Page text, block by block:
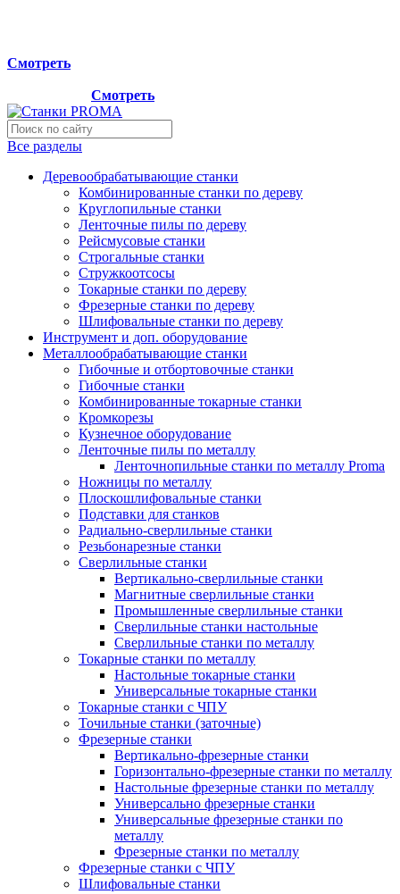
Смотреть
Смотреть
Все разделы
Деревообрабатывающие станки
Комбинированные станки по дереву
Круглопильные станки
Ленточные пилы по дереву
Рейсмусовые станки
Строгальные станки
Стружкоотсосы
Токарные станки по дереву
Фрезерные станки по дереву
Шлифовальные станки по дереву
Инструмент и доп. оборудование
Металлообрабатывающие станки
Гибочные и отбортовочные станки
Гибочные станки
Комбинированные токарные станки
Кромкорезы
Кузнечное оборудование
Ленточные пилы по металлу
Ленточнопильные станки по металлу Proma
Ножницы по металлу
Плоскошлифовальные станки
Подставки для станков
Радиально-сверлильные станки
Резьбонарезные станки
Сверлильные станки
Вертикально-сверлильные станки
Магнитные сверлильные станки
Промышленные сверлильные станки
Сверлильные станки настольные
Сверлильные станки по металлу
Токарные станки по металлу
Настольные токарные станки
Универсальные токарные станки
Токарные станки с ЧПУ
Точильные станки (заточные)
Фрезерные станки
Вертикально-фрезерные станки
Горизонтально-фрезерные станки по металлу
Настольные фрезерные станки по металлу
Универсально фрезерные станки
Универсальные фрезерные станки по
металлу
Фрезерные станки по металлу
Фрезерные станки с ЧПУ
Шлифовальные станки